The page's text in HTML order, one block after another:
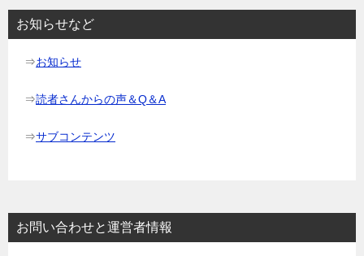
ョ
お知らせなど
⇒お知らせ
⇒読者さんからの声＆Q＆A
⇒サブコンテンツ
お問い合わせと運営者情報